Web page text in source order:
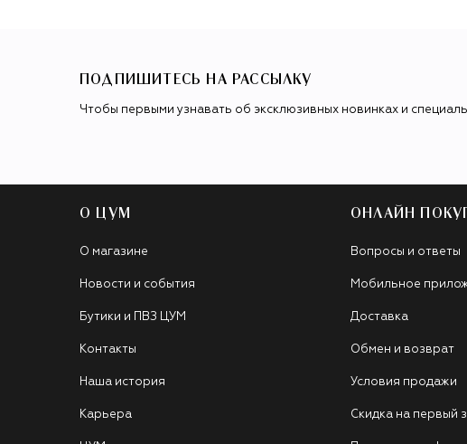
ПОДПИШИТЕСЬ НА РАССЫЛКУ
Чтобы первыми узнавать об эксклюзивных новинках и
О ЦУМ
О магазине
Новости и события
Бутики и ПВЗ ЦУМ
Контакты
Наша история
Карьера
ОНЛАЙН
Вопросы и ответы
Мобильное
Доставка
Обмен и возврат
Условия продажи
Скидка на первый